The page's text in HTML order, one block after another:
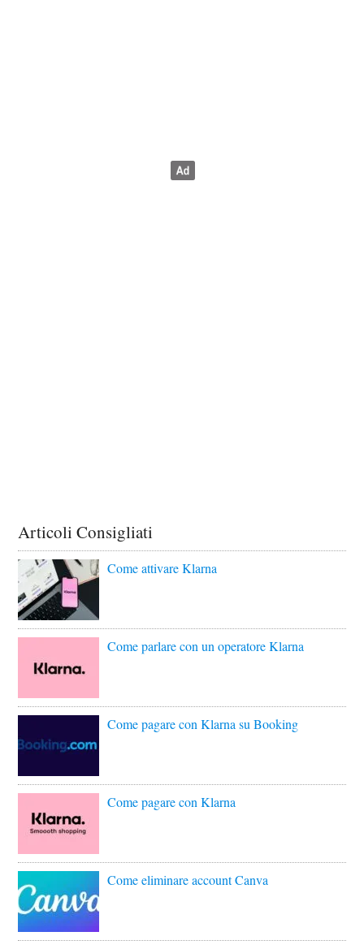
Articoli Consigliati
Come attivare Klarna
Come parlare con un operatore Klarna
Come pagare con Klarna su Booking
Come pagare con Klarna
Come eliminare account Canva